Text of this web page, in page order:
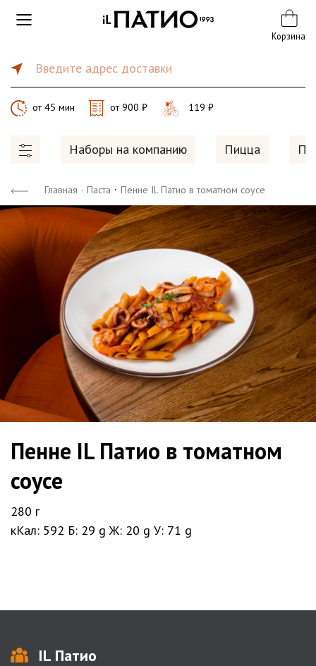
Корзина
Введите адрес доставки
от 45 мин от 900 ₽ 119 ₽
Наборы на компанию Пицца
Главная · Паста · Пенне IL Патио в томатном соусе
Пенне IL Патио в томатном
соусе
280 г
кКал: 592 Б: 29 g Ж: 20 g У: 71 g
IL Патио